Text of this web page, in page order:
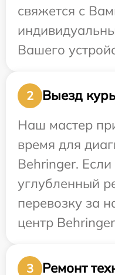
свяжется с
Вашего
2
Выезд
Наш мастер
время для
Behringer. Если
углубленный
перевозку за
центр
3 Ремонт